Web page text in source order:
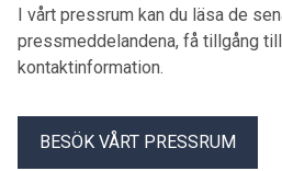
I vårt pressrum kan du läsa de
pressmeddelandena, få tillgång
kontaktinformation.
BESÖK VÅRT PRESSRUM